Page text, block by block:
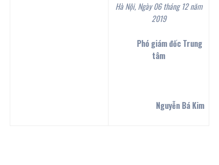
Hà Nội, Ngày 06 tháng 12 năm
2019
Phó giám đốc Trung
tâm
Nguyễn Bá Kim